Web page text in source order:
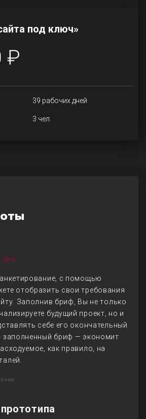
под ключ»
₽
39 рабочих дней
3 чел.
дня
с помощью
отобразить свои требования
Заполнив бриф, Вы не только
будущий проект, но и
себе его окончательный
заполненный бриф — экономит
как правило, на